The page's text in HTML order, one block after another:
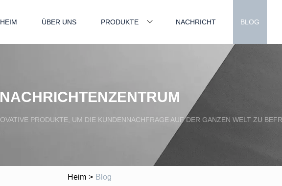
HEIM ÜBER UNS PRODUKTE NACHRICHT BLOG
NACHRICHTENZENTRUM
PRODUKTE, UM DIE KUNDENNACHFRAGE AUF DER GANZEN WELT ZU
Heim > Blog